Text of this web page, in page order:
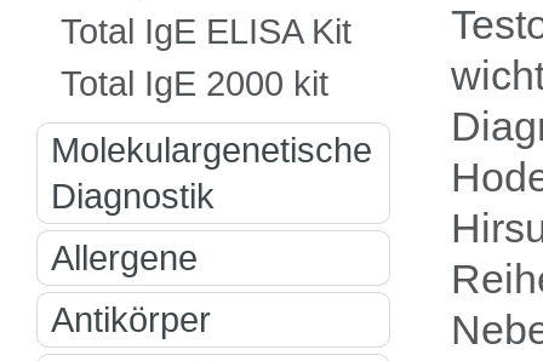
Total IgE ELISA Kit
Total IgE 2000 kit
Molekulargenetische
Diagnostik
Allergene
Antikörper